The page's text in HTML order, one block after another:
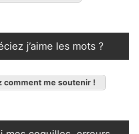
j’aime les mots ?
comment me soutenir !